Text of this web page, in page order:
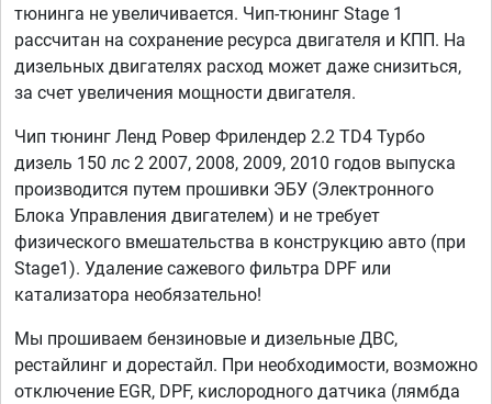
тюнинга не увеличивается. Чип-тюнинг Stage 1
рассчитан на сохранение ресурса двигателя и КПП. На
дизельных двигателях расход может даже снизиться,
за счет увеличения мощности двигателя.
Чип тюнинг Ленд Ровер Фрилендер 2.2 TD4 Турбо
дизель 150 лс 2 2007, 2008, 2009, 2010 годов выпуска
производится путем прошивки ЭБУ (Электронного
Блока Управления двигателем) и не требует
физического вмешательства в конструкцию авто (при
Stage1). Удаление сажевого фильтра DPF или
катализатора необязательно!
Мы прошиваем бензиновые и дизельные ДВС,
рестайлинг и дорестайл. При необходимости, возможно
отключение EGR, DPF, кислородного датчика (лямбда